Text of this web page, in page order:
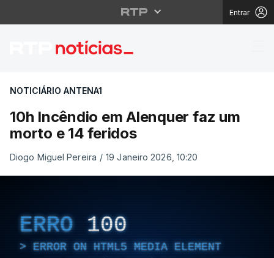
Entrar
10h Incêndio em
NOTICIÁRIO ANTENA1
10h Incêndio em Alenquer faz um
morto e 14 feridos
Diogo Miguel Pereira / 19 Janeiro 2026, 10:20
ERRO 100
ERROR ON HTML5 MEDIA ELEMENT